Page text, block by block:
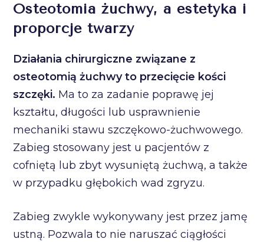
Osteotomia żuchwy, a estetyka i
proporcje twarzy
Działania chirurgiczne związane z
osteotomią żuchwy to przecięcie kości
szczęki. Ma to za zadanie poprawę jej
kształtu, długości lub usprawnienie
mechaniki stawu szczękowo-żuchwowego.
Zabieg stosowany jest u pacjentów z
cofniętą lub zbyt wysuniętą żuchwą, a także
w przypadku głębokich wad zgryzu.
Zabieg zwykle wykonywany jest przez jamę
ustną. Pozwala to nie naruszać ciągłości